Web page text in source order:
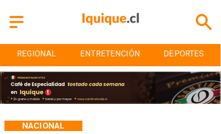
ENTRETENCIÓN DEPORTES CULTURA
NACIONAL